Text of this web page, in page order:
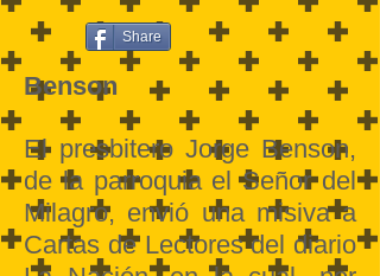
Share
Benson
El presbitero Jorge Benson,
de la parroquia el Señor del
Milagro, envió una misiva a
Cartas de Lectores del diario